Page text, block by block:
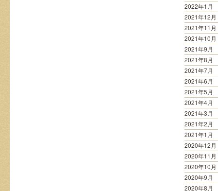
2022年1月
2021年12月
2021年11月
2021年10月
2021年9月
2021年8月
2021年7月
2021年6月
2021年5月
2021年4月
2021年3月
2021年2月
2021年1月
2020年12月
2020年11月
2020年10月
2020年9月
2020年8月